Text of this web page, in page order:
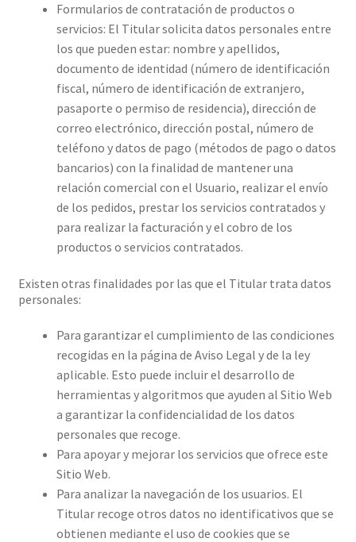
Formularios de contratación de productos o
servicios: El Titular solicita datos personales entre
los que pueden estar: nombre y apellidos,
documento de identidad (número de identificación
fiscal, número de identificación de extranjero,
pasaporte o permiso de residencia), dirección de
correo electrónico, dirección postal, número de
teléfono y datos de pago (métodos de pago o datos
bancarios) con la finalidad de mantener una
relación comercial con el Usuario, realizar el envío
de los pedidos, prestar los servicios contratados y
para realizar la facturación y el cobro de los
productos o servicios contratados.
Existen otras finalidades por las que el Titular trata datos
personales:
Para garantizar el cumplimiento de las condiciones
recogidas en la página de Aviso Legal y de la ley
aplicable. Esto puede incluir el desarrollo de
herramientas y algoritmos que ayuden al Sitio Web
a garantizar la confidencialidad de los datos
personales que recoge.
Para apoyar y mejorar los servicios que ofrece este
Sitio Web.
Para analizar la navegación de los usuarios. El
Titular recoge otros datos no identificativos que se
obtienen mediante el uso de cookies que se